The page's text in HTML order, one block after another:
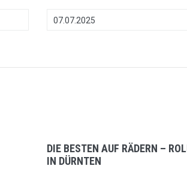
07.07.2025
DIE BESTEN AUF RÄDERN –
IN DÜRNTEN